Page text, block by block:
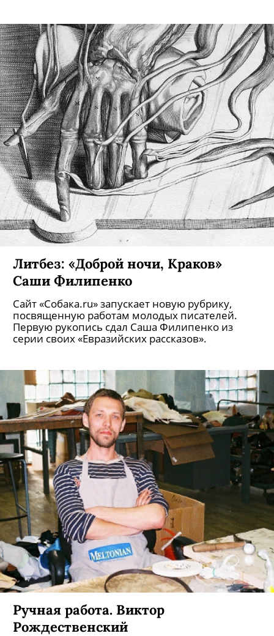
Литбез: «Доброй ночи, Краков»
Саши Филипенко
Сайт «Собака.ru» запускает новую рубрику,
посвященную работам молодых писателей.
Первую рукопись сдал Саша Филипенко из
серии своих «Евразийских рассказов».
Ручная работа. Виктор
Рождественский